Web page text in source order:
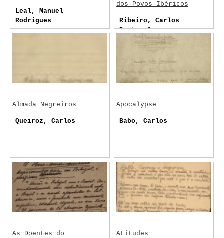
Leal, Manuel
Rodrigues
dos Povos Ibéricos
Ribeiro, Carlos
Portugal
Almada Negreiros
Queiroz, Carlos
Apocalypse
Babo, Carlos
As Doentes do
Atitudes